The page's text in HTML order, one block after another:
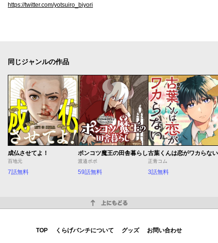
https://twitter.com/yotsuiro_biyori
同じジャンルの作品
成仏させてよ！
百地元
7話無料
ポンコツ魔王の田舎暮らし
渡邉ポポ
59話無料
古葉くんは恋がワカらない
正青コム
3話無料
TOP くらげバンチについて グッズ お問い合わせ